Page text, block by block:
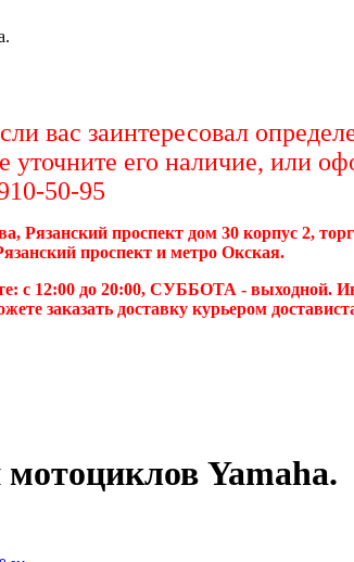
вас заинтересовал
уточните его наличие, или
50-95
Рязанский проспект дом 30 корпус 2,
проспект и метро Окская.
с 12:00 до 20:00, СУББОТА - выходной.
заказать доставку курьером
Yamaha.